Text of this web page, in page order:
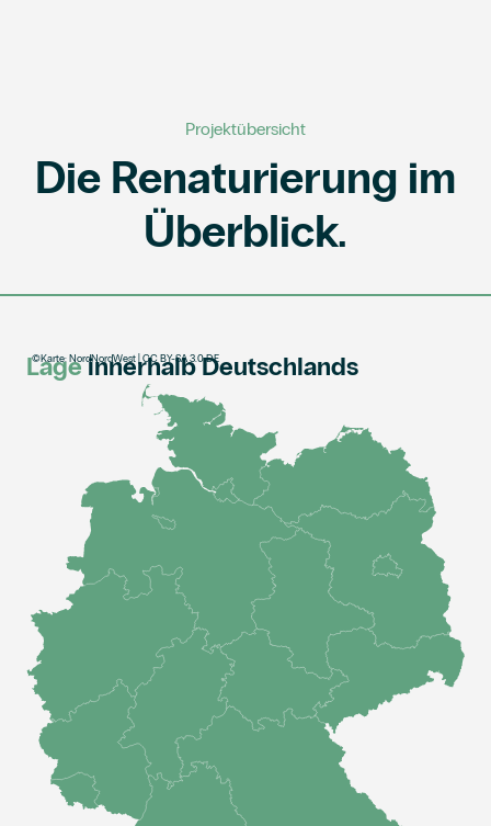
Projektübersicht
Die Renaturierung im
Überblick.
©Karte: NordNordWest | CC BY-SA 3.0 DE
Lageinnerhalb Deutschlands